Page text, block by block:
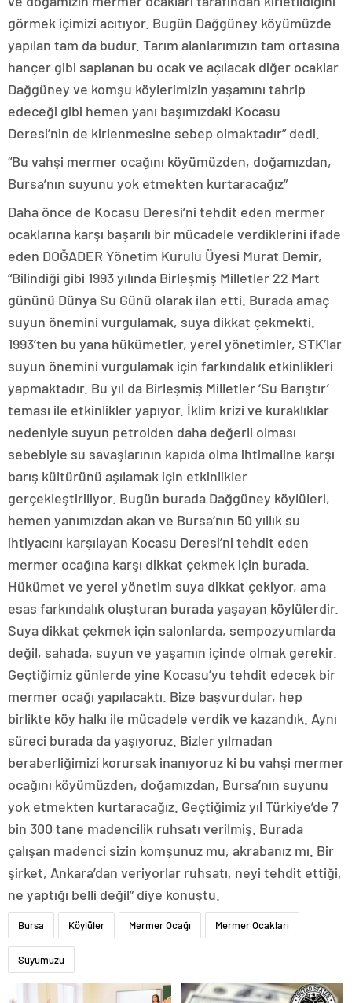
görmek içimizi acıtıyor. Bugün Dağgüney köyümüzde
yapılan tam da budur. Tarım alanlarımızın tam ortasına
hançer gibi saplanan bu ocak ve açılacak diğer ocaklar
Dağgüney ve komşu köylerimizin yaşamını tahrip
edeceği gibi hemen yanı başımızdaki Kocasu
Deresi’nin de kirlenmesine sebep olmaktadır” dedi.
“Bu vahşi mermer ocağını köyümüzden, doğamızdan,
Bursa’nın suyunu yok etmekten kurtaracağız”
Daha önce de Kocasu Deresi’ni tehdit eden mermer
ocaklarına karşı başarılı bir mücadele verdiklerini ifade
eden DOĞADER Yönetim Kurulu Üyesi Murat Demir,
“Bilindiği gibi 1993 yılında Birleşmiş Milletler 22 Mart
gününü Dünya Su Günü olarak ilan etti. Burada amaç
suyun önemini vurgulamak, suya dikkat çekmekti.
1993’ten bu yana hükümetler, yerel yönetimler, STK’lar
suyun önemini vurgulamak için farkındalık etkinlikleri
yapmaktadır. Bu yıl da Birleşmiş Milletler ‘Su Barıştır’
teması ile etkinlikler yapıyor. İklim krizi ve kuraklıklar
nedeniyle suyun petrolden daha değerli olması
sebebiyle su savaşlarının kapıda olma ihtimaline karşı
barış kültürünü aşılamak için etkinlikler
gerçekleştiriliyor. Bugün burada Dağgüney köylüleri,
hemen yanımızdan akan ve Bursa’nın 50 yıllık su
ihtiyacını karşılayan Kocasu Deresi’ni tehdit eden
mermer ocağına karşı dikkat çekmek için burada.
Hükümet ve yerel yönetim suya dikkat çekiyor, ama
esas farkındalık oluşturan burada yaşayan köylülerdir.
Suya dikkat çekmek için salonlarda, sempozyumlarda
değil, sahada, suyun ve yaşamın içinde olmak gerekir.
Geçtiğimiz günlerde yine Kocasu’yu tehdit edecek bir
mermer ocağı yapılacaktı. Bize başvurdular, hep
birlikte köy halkı ile mücadele verdik ve kazandık. Aynı
süreci burada da yaşıyoruz. Bizler yılmadan
beraberliğimizi korursak inanıyoruz ki bu vahşi mermer
ocağını köyümüzden, doğamızdan, Bursa’nın suyunu
yok etmekten kurtaracağız. Geçtiğimiz yıl Türkiye’de 7
bin 300 tane madencilik ruhsatı verilmiş. Burada
çalışan madenci sizin komşunuz mu, akrabanız mı. Bir
şirket, Ankara’dan veriyorlar ruhsatı, neyi tehdit ettiği,
ne yaptığı belli değil” diye konuştu.
Bursa Köylüler Mermer Ocağı Mermer Ocakları
Suyumuzu